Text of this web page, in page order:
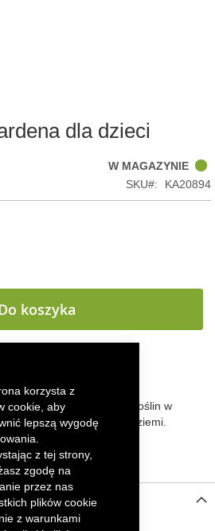
korzysta z
cookie, aby
lepszą wygodę
z tej strony,
zgodę na
przez nas
plików cookie
z warunkami
dla dzieci
W MAGAZYNIE
SKU
KA20894
koszyka
sadzenia i przesadzania roślin w
jak i bezpośrednio w ziemi.